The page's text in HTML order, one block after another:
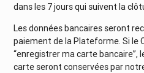
dans les 7 jours qui suivent la
Les données bancaires seront
paiement de la Plateforme. Si le
“enregistrer ma carte bancaire”,
carte seront conservées par